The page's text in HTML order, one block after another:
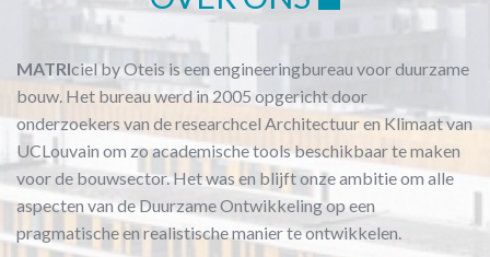
MATRIciel by Oteis is een engineeringbureau voor duurzame
bouw. Het bureau werd in 2005 opgericht door
onderzoekers van de researchcel Architectuur en Klimaat van
UCLouvain om zo academische tools beschikbaar te maken
voor de bouwsector. Het was en blijft onze ambitie om alle
aspecten van de Duurzame Ontwikkeling op een
pragmatische en realistische manier te ontwikkelen.